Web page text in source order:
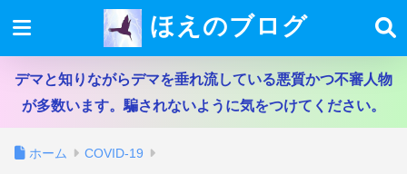
ほえのブログ
デマと知りながらデマを垂れ流している悪質かつ不審人物
が多数います。騙されないように気をつけてください。
ホーム COVID-19